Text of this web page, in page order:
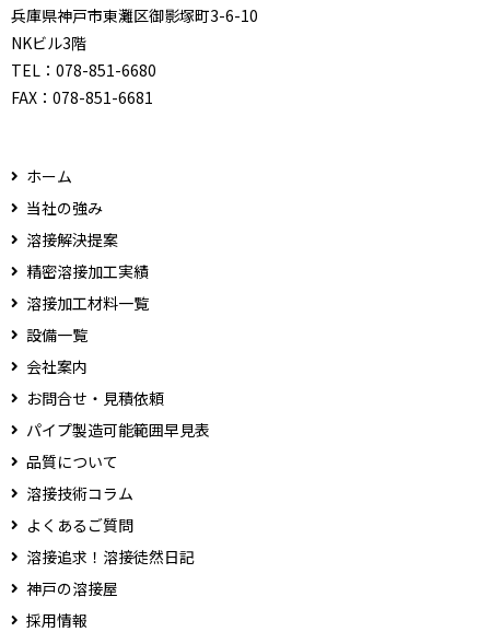
兵庫県神戸市東灘区御影塚町3-6-10
NKビル3階
TEL： 078-851-6680
FAX： 078-851-6681
ホーム
当社の強み
溶接解決提案
精密溶接加工実績
溶接加工材料一覧
設備一覧
会社案内
お問合せ・見積依頼
パイプ製造可能範囲早見表
品質について
溶接技術コラム
よくあるご質問
溶接追求！溶接徒然日記
神戸の溶接屋
採用情報